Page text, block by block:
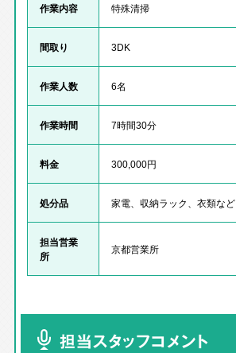
作業内容 特殊清掃
間取り 3DK
作業人数 6名
作業時間 7時間30分
料金 300,000円
処分品 家電、収納ラック、衣類など
担当営業
所
京都営業所
担当スタッフコメント